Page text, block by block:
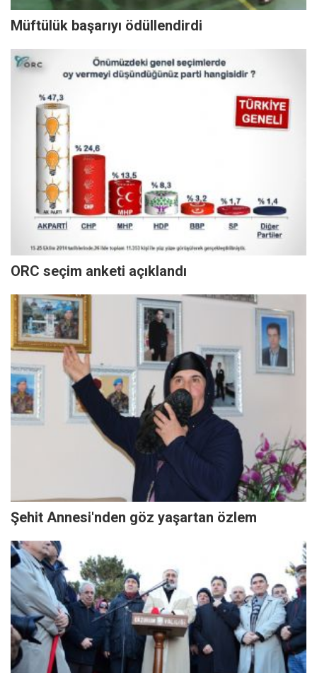
Müftülük başarıyı ödüllendirdi
ORC seçim anketi açıklandı
Şehit Annesi'nden göz yaşartan özlem